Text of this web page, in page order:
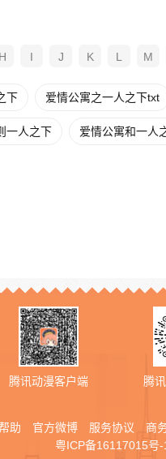
H I J K L M
下 爱情公寓之一人之下txt
一人之下 爱情公寓和一人
腾讯动漫客户端
腾
助 官方微博 服务协议 商
粤ICP备16117015号-